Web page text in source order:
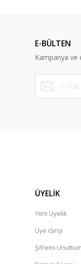
E-BÜLTEN
Kampanya ve
ÜYELİK
Yeni Üyelik
Üye Girişi
Şifremi Unuttum